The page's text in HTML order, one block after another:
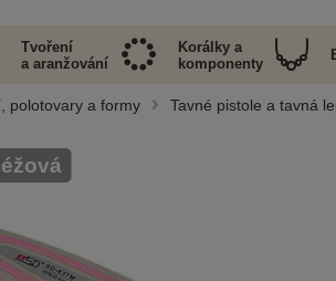
Tvoření
a aranžování
Korálky a
komponenty
polotovary a formy Tavné pistole a tavná